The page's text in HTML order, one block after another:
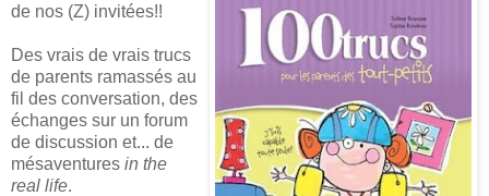
de nos (Z) invitées!!
Des vrais de vrais trucs
de parents ramassés au
fil des conversation, des
échanges sur un forum
de discussion et... de
mésaventures in the
real life.